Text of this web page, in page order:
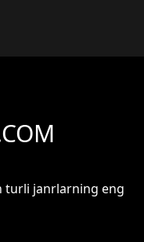
turli janrlarning eng